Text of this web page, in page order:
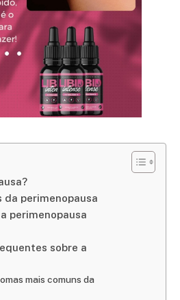
da perimenopausa
perimenopausa
sobre a
mais comuns da